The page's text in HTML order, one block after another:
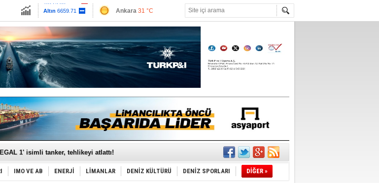
Altın 6659.71
Euro55.1258
Ankara 31 °C
Antalya32 °C
Muğla 35 °C
Çanakkale 31 °C
arızası yapan tanker, güvenli bölgeye çekildi
1' isimli tanker, tehlikeyi atlattı!
5 ton kokain yakalandı: Portekiz!
barcı filosuna 2 yeni gemi katıldı
İHA’ları, Alman gemisini vurdu!
IMO VE AB ENERJİ LİMANLAR DENİZ KÜLTÜRÜ DENİZ SPORLARI DİĞER »